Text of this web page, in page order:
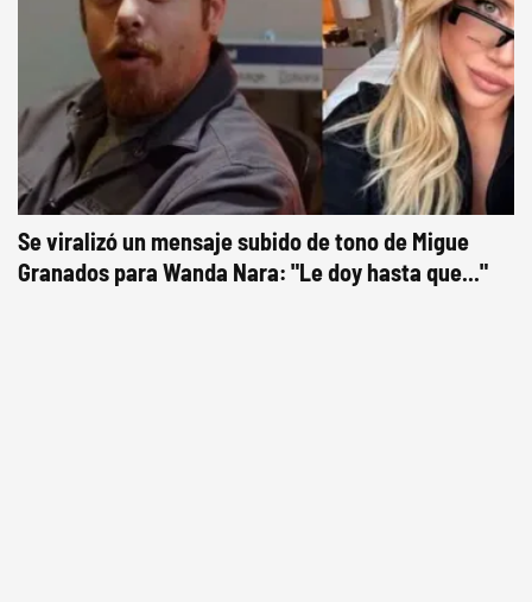
Se viralizó un mensaje subido de tono de Migue
Granados para Wanda Nara: "Le doy hasta que..."